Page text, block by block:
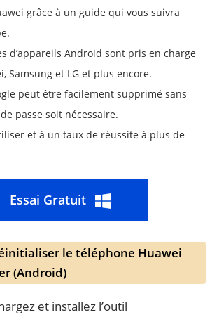
grâce à un guide qui vous suivra
d’appareils Android sont pris en charge
Samsung et LG et plus encore.
peut être facilement supprimé sans
passe soit nécessaire.
et à un taux de réussite à plus de
Essai Gratuit
le téléphone Huawei
(Android)
et installez l’outil